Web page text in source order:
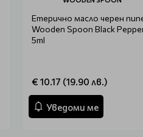
Етерично масло черен
Wooden Spoon Black
5ml
€ 10.17 (19.90 лв.)
Уведоми ме